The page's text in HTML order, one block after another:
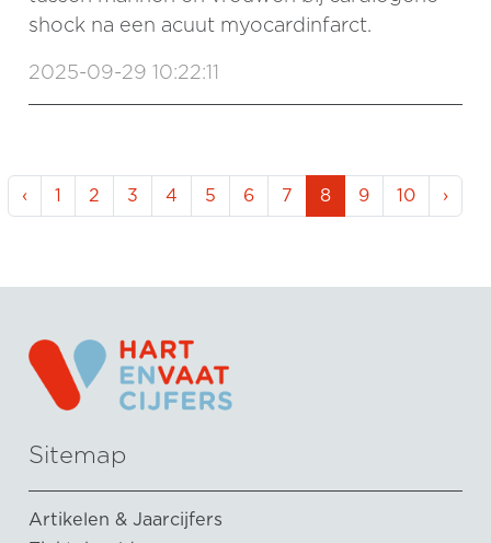
shock na een acuut myocardinfarct.
2025-09-29 10:22:11
‹ 1 2 3 4 5 6 7 8 9 10 ›
Sitemap
Artikelen & Jaarcijfers